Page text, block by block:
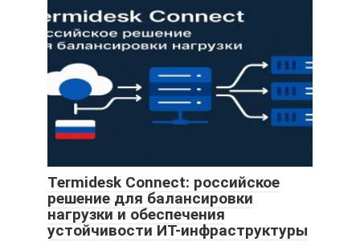
Termidesk Connect: российское
решение для балансировки
нагрузки и обеспечения
устойчивости ИТ-инфраструктуры